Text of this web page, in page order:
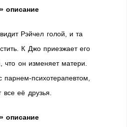
описание
Рэйчел голой, и та
К Джо приезжает его
что он изменяет матери.
парнем-психотерапевтом,
все её друзья.
описание